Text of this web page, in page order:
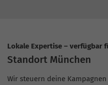
Lokale Expertise – verfügbar
Standort München
Wir steuern deine